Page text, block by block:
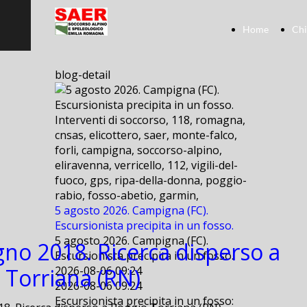
Home
blog-detail
Interventi di soccorso, 118, romagna,
cnsas, elicottero, saer, monte-falco,
forli, campigna, soccorso-alpino,
eliravenna, verricello, 112, vigili-del-
fuoco, gps, ripa-della-donna, poggio-
rabio, fosso-abetio, garmin,
5 agosto 2026. Campigna (FC).
Escursionista precipita in un fosso.
5 agosto 2026. Campigna (FC).
Escursionista precipita in un fosso.
2026-08-06 09:24
2026-08-06 09:24
Escursionista precipita in un fosso:
2018. Ricerca disperso a
(RN)